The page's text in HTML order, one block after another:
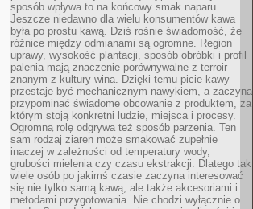
sposób wpływa to na końcowy smak naparu.
Jeszcze niedawno dla wielu konsumentów kawa
była po prostu kawą. Dziś rośnie świadomość, że
różnice między odmianami są ogromne. Region
uprawy, wysokość plantacji, sposób obróbki i profil
palenia mają znaczenie porównywalne z terroir
znanym z kultury wina. Dzięki temu picie kawy
przestaje być mechanicznym nawykiem, a zaczyna
przypominać świadome obcowanie z produktem, za
którym stoją konkretni ludzie, miejsca i procesy.
Ogromną rolę odgrywa też sposób parzenia. Ten
sam rodzaj ziaren może smakować zupełnie
inaczej w zależności od temperatury wody,
grubości mielenia czy czasu ekstrakcji. Dlatego tak
wiele osób po jakimś czasie zaczyna interesować
się nie tylko samą kawą, ale także akcesoriami i
metodami przygotowania. Nie chodzi wyłącznie o